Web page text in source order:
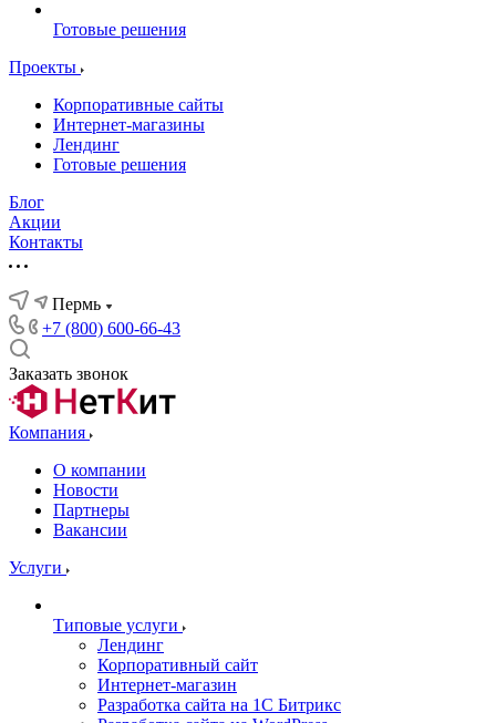
Готовые решения
Проекты
Корпоративные сайты
Интернет-магазины
Лендинг
Готовые решения
Блог
Акции
Контакты
Пермь
+7 (800) 600-66-43
Заказать звонок
Компания
О компании
Новости
Партнеры
Вакансии
Услуги
Типовые услуги
Лендинг
Корпоративный сайт
Интернет-магазин
Разработка сайта на 1С Битрикс